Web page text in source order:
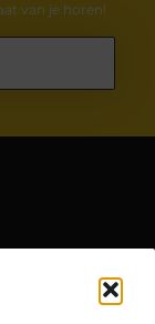
van je horen!
van de